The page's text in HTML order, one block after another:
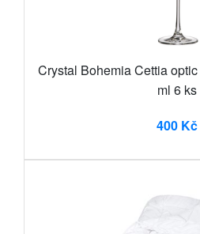
Crystal Bohemia Cettia
ml 6 ks
400 Kč